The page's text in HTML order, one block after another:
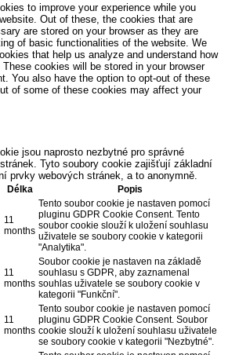
to improve your experience while you
Out of these, the cookies that are
are stored on your browser as they are
of basic functionalities of the website. We
that help us analyze and understand how
cookies will be stored in your browser
You also have the option to opt-out of these
of some of these cookies may affect your
jsou naprosto nezbytné pro správné
Tyto soubory cookie zajišťují základní
prvky webových stránek, a to anonymně.
Délka Popis
11
months
Tento soubor cookie je nastaven pomocí
pluginu GDPR Cookie Consent. Tento
soubor cookie slouží k uložení souhlasu
uživatele se soubory cookie v kategorii
"Analytika".
11
months
Soubor cookie je nastaven na základě
souhlasu s GDPR, aby zaznamenal
souhlas uživatele se soubory cookie v
kategorii "Funkční".
11
months
Tento soubor cookie je nastaven pomocí
pluginu GDPR Cookie Consent. Soubor
cookie slouží k uložení souhlasu uživatele
se soubory cookie v kategorii "Nezbytné".